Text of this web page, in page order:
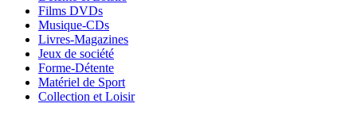
Films DVDs
Musique-CDs
Livres-Magazines
Jeux de société
Forme-Détente
Matériel de Sport
Collection et Loisir